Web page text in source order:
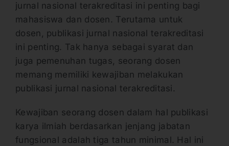
jurnal nasional terakreditasi ini penting bagi
mahasiswa dan dosen. Terutama untuk
dosen, publikasi jurnal nasional terakreditasi
ini penting. Tak hanya sebagai syarat dan
juga pemenuhan tugas, seorang dosen
memang memiliki kewajiban melakukan
publikasi jurnal nasional terakreditasi.
Kewajiban seorang dosen dalam hal publikasi
karya ilmiah berdasarkan jenjang jabatan
fungsional adalah tiga tahun minimal. Hal ini